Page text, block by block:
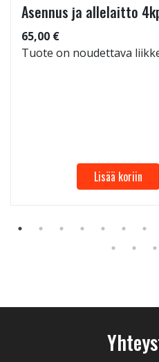
Asennus ja allelaitto
65,00 €
Tuote on noudettava
Lisää koriin